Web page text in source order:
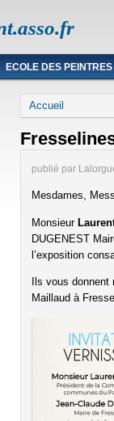
ECOLE DES
Vous êtes ici
Accueil
publié par
Mesdames,
Monsieur
DUGENEST
l’exposition
Ils vous
Maillaud à